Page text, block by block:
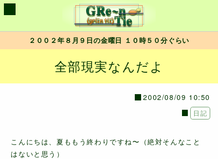
２００２年８月９日の金曜日 １０時５０分ぐらい
全部現実なんだよ
2002/08/09 10:50
日記
こんにちは、夏ももう終わりですね〜（絶対そんなこと
はないと思う）